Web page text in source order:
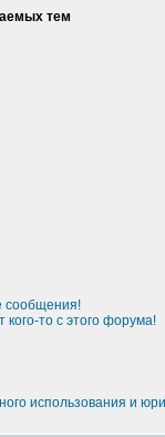
тем
сообщения!
то с этого форума!
использования и